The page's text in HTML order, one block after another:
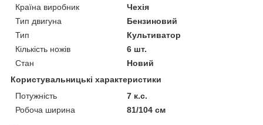
Країна виробник
Чехія
Тип двигуна
Бензиновий
Тип
Культиватор
Кількість ножів
6 шт.
Стан
Новий
Користувальницькі характеристики
Потужність
7 к.с.
Робоча ширина
81/104 см